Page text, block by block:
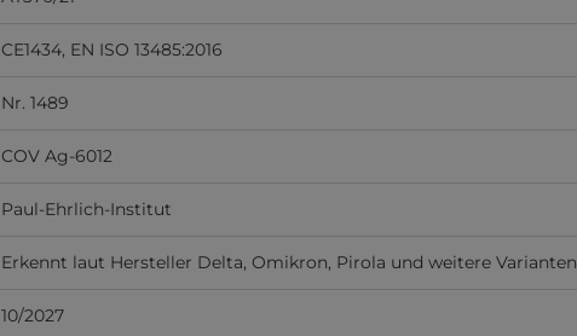
CE1434, EN ISO 13485:2016
Nr. 1489
COV Ag-6012
Paul-Ehrlich-Institut
Erkennt laut Hersteller Delta, Omikron, Pirola und weitere Varianten
10/2027